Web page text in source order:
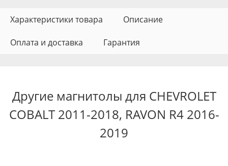
Характеристики товара Описание
Оплата и доставка Гарантия
Другие магнитолы для CHEVROLET
COBALT 2011-2018, RAVON R4 2016-
2019